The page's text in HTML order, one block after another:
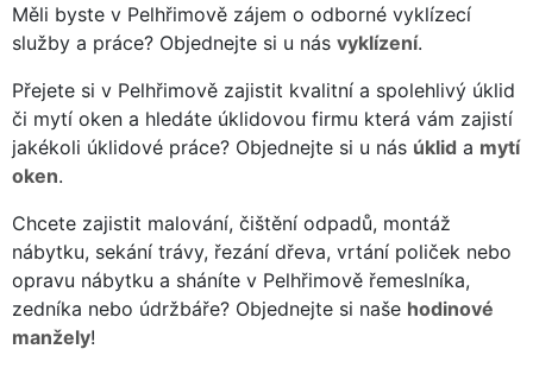
Měli byste v Pelhřimově zájem o odborné vyklízecí
služby a práce? Objednejte si u nás vyklízení.
Přejete si v Pelhřimově zajistit kvalitní a spolehlivý úklid
či mytí oken a hledáte úklidovou firmu která vám zajistí
jakékoli úklidové práce? Objednejte si u nás úklid a mytí
oken.
Chcete zajistit malování, čištění odpadů, montáž
nábytku, sekání trávy, řezání dřeva, vrtání poliček nebo
opravu nábytku a sháníte v Pelhřimově řemeslníka,
zedníka nebo údržbáře? Objednejte si naše hodinové
manžely!